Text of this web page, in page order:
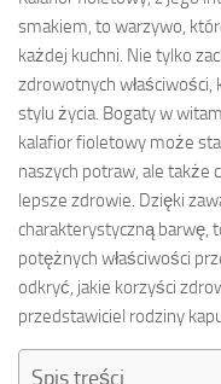
smakiem, to warzywo,
każdej kuchni. Nie tylko
zdrowotnych
stylu życia. Bogaty w
kalafior fioletowy może
naszych potraw, ale także
lepsze zdrowie. Dzięki
charakterystyczną barwę,
potężnych właściwości
odkryć, jakie korzyści
przedstawiciel rodziny
Spis treści